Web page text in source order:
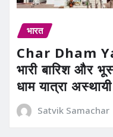
भारत
Char Dham
भारी बारिश और
धाम यात्रा
Satvik Samachar